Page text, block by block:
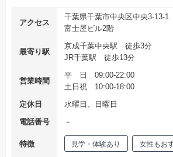
アクセス
千葉県千葉市中央区中央3-13-1
富士屋ビル2階
最寄り駅
京成千葉中央駅 徒歩3分
JR千葉駅 徒歩13分
営業時間
平 日 09:00-22:00
土日祝 10:00-18:00
定休日
水曜日、日曜日
電話番号
－
特徴 見学・体験あり 女性もお